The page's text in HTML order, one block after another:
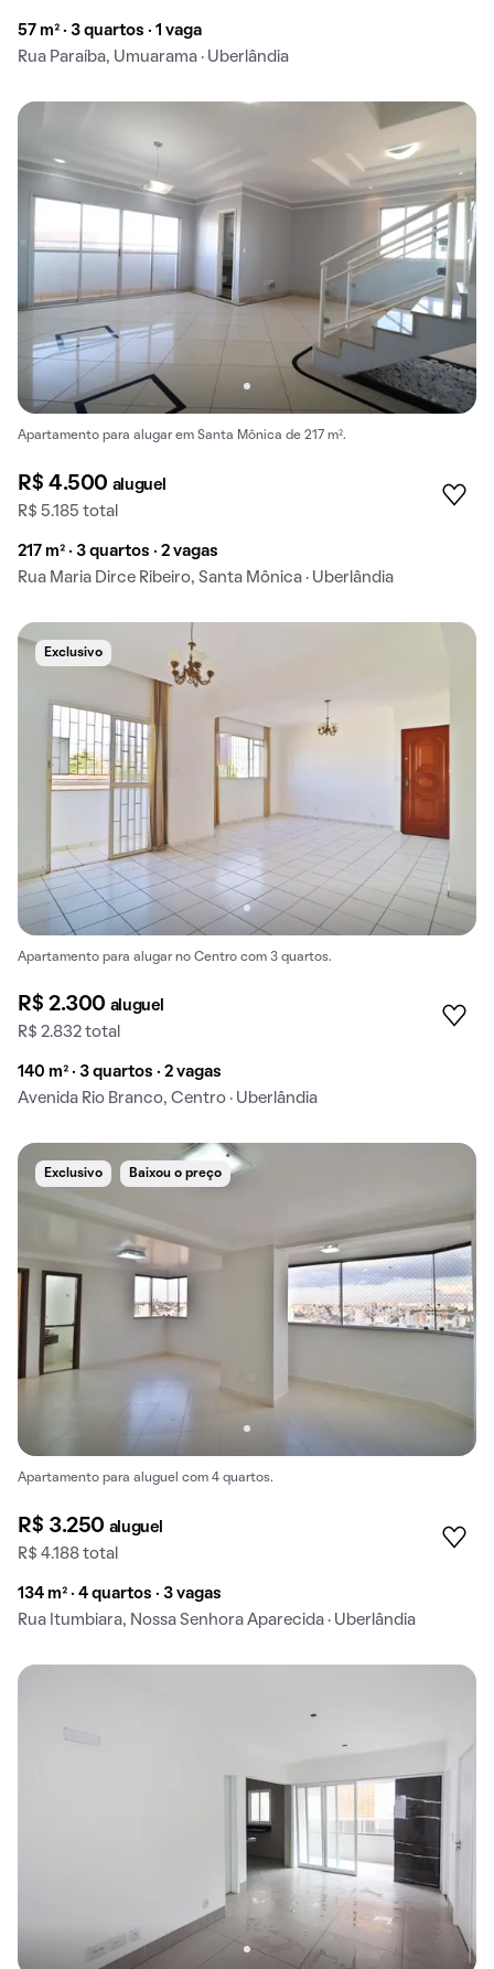
57 m² · 3 quartos · 1 vaga
Rua Paraíba, Umuarama · Uberlândia
Apartamento para alugar em Santa Mônica de 217 m².
R$ 4.500 aluguel
R$ 5.185 total
217 m² · 3 quartos · 2 vagas
Rua Maria Dirce Ribeiro, Santa Mônica · Uberlândia
Exclusivo
Apartamento para alugar no Centro com 3 quartos.
R$ 2.300 aluguel
R$ 2.832 total
140 m² · 3 quartos · 2 vagas
Avenida Rio Branco, Centro · Uberlândia
Exclusivo Baixou o preço
Apartamento para aluguel com 4 quartos.
R$ 3.250 aluguel
R$ 4.188 total
134 m² · 4 quartos · 3 vagas
Rua Itumbiara, Nossa Senhora Aparecida · Uberlândia